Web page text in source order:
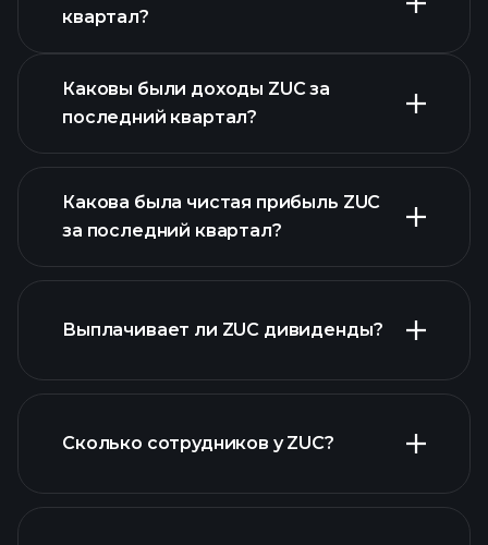
квартал?
прибыли ZUC
Каковы были доходы ZUC за
последний квартал?
финансовых
Какова была чистая прибыль ZUC
за последний квартал?
финансовых отчетах ZUC
Выплачивает ли ZUC дивиденды?
акций с высокими
Сколько сотрудников у ZUC?